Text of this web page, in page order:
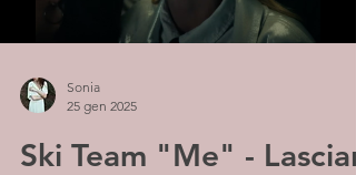
Sonia
25 gen 2025
Ski Team "Me" - Lasciar